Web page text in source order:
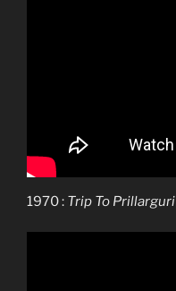
1970 : Trip To Prillarguri